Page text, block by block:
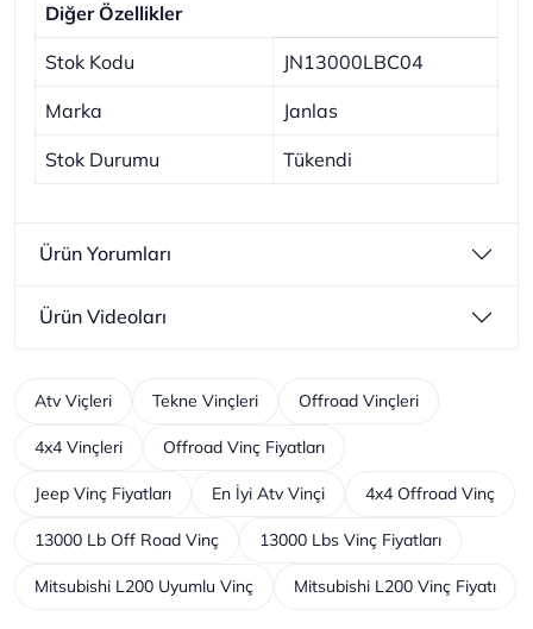
Diğer Özellikler
Stok Kodu JN13000LBC04
Marka Janlas
Stok Durumu Tükendi
Ürün Yorumları
Ürün Videoları
Atv Viçleri Tekne Vinçleri Offroad Vinçleri
4x4 Vinçleri Offroad Vinç Fiyatları
Jeep Vinç Fiyatları En İyi Atv Vinçi 4x4 Offroad Vinç
13000 Lb Off Road Vinç 13000 Lbs Vinç Fiyatları
Mitsubishi L200 Uyumlu Vinç Mitsubishi L200 Vinç Fiyatı